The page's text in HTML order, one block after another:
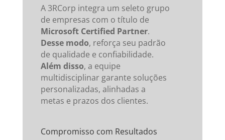
A 3RCorp integra um seleto grupo
de empresas com o título de
Microsoft Certified Partner.
Desse modo, reforça seu padrão
de qualidade e confiabilidade.
Além disso, a equipe
multidisciplinar garante soluções
personalizadas, alinhadas a
metas e prazos dos clientes.
Compromisso com Resultados